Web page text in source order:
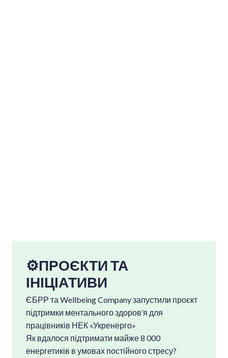
⚙️ПРОЄКТИ ТА
ІНІЦІАТИВИ
ЄБРР та Wellbeing Company запустили проєкт
підтримки ментального здоров’я для
працівників НЕК «Укренерго»
Як вдалося підтримати майже 8 000
енергетиків в умовах постійного стресу?